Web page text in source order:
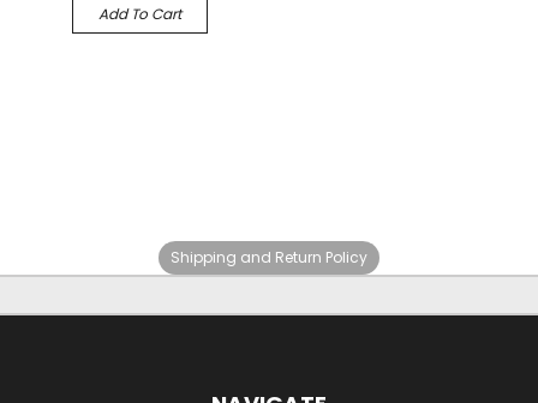
Add To Cart
Shipping and Return Policy